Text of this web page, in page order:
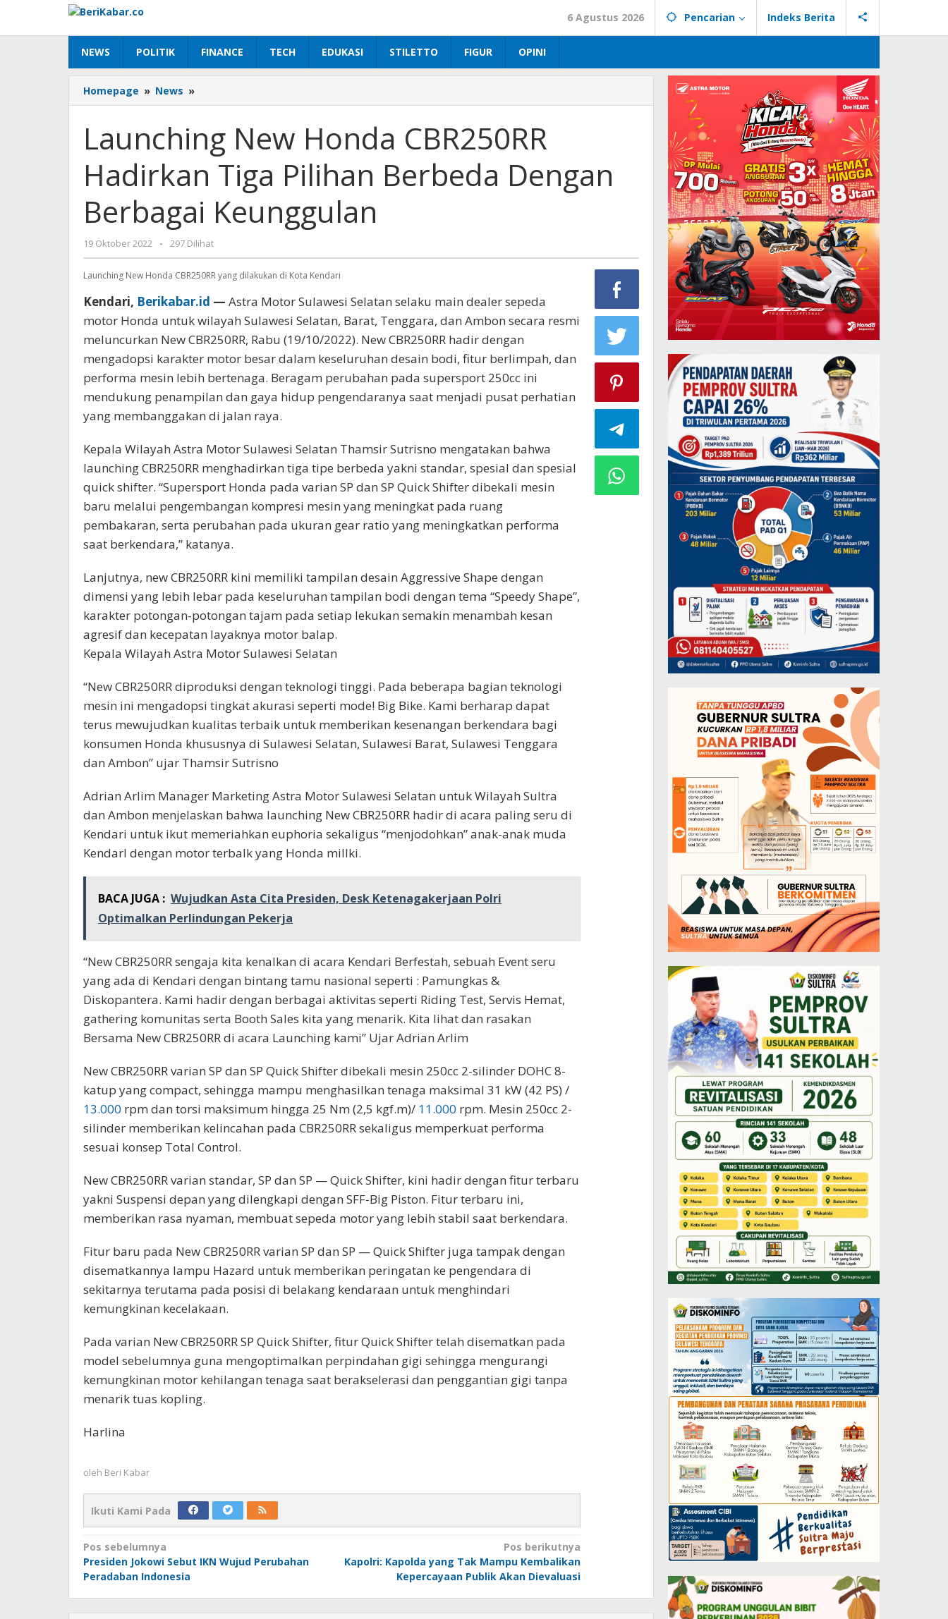
konten
6 Agustus 2026 Pencarian Indeks Berita
NEWS POLITIK FINANCE TECH EDUKASI STILETTO FIGUR OPINI
Homepage » News »
New
CBR250RR
Hadirkan
Tiga
Pilihan
Dengan
Berbagai
Keunggulan
Launching New Honda CBR250RR
Hadirkan Tiga Pilihan Berbeda Dengan
Berbagai Keunggulan
19 Oktober 2022
oleh
Beri
Kabar
- 297 Dilihat
Launching New Honda CBR250RR yang dilakukan di Kota Kendari
Kendari, Berikabar.id — Astra Motor Sulawesi Selatan selaku main dealer sepeda
motor Honda untuk wilayah Sulawesi Selatan, Barat, Tenggara, dan Ambon secara resmi
meluncurkan New CBR250RR, Rabu (19/10/2022). New CBR250RR hadir dengan
mengadopsi karakter motor besar dalam keseluruhan desain bodi, fitur berlimpah, dan
performa mesin lebih bertenaga. Beragam perubahan pada supersport 250cc ini
mendukung penampilan dan gaya hidup pengendaranya saat menjadi pusat perhatian
yang membanggakan di jalan raya.
Kepala Wilayah Astra Motor Sulawesi Selatan Thamsir Sutrisno mengatakan bahwa
launching CBR250RR menghadirkan tiga tipe berbeda yakni standar, spesial dan spesial
quick shifter. “Supersport Honda pada varian SP dan SP Quick Shifter dibekali mesin
baru melalui pengembangan kompresi mesin yang meningkat pada ruang
pembakaran, serta perubahan pada ukuran gear ratio yang meningkatkan performa
saat berkendara,” katanya.
Lanjutnya, new CBR250RR kini memiliki tampilan desain Aggressive Shape dengan
dimensi yang lebih lebar pada keseluruhan tampilan bodi dengan tema “Speedy Shape”,
karakter potongan-potongan tajam pada setiap lekukan semakin menambah kesan
agresif dan kecepatan layaknya motor balap.
Kepala Wilayah Astra Motor Sulawesi Selatan
“New CBR250RR diproduksi dengan teknologi tinggi. Pada beberapa bagian teknologi
mesin ini mengadopsi tingkat akurasi seperti mode! Big Bike. Kami berharap dapat
terus mewujudkan kualitas terbaik untuk memberikan kesenangan berkendara bagi
konsumen Honda khususnya di Sulawesi Selatan, Sulawesi Barat, Sulawesi Tenggara
dan Ambon” ujar Thamsir Sutrisno
Adrian Arlim Manager Marketing Astra Motor Sulawesi Selatan untuk Wilayah Sultra
dan Ambon menjelaskan bahwa launching New CBR250RR hadir di acara paling seru di
Kendari untuk ikut memeriahkan euphoria sekaligus “menjodohkan” anak-anak muda
Kendarl dengan motor terbalk yang Honda millki.
BACA JUGA : Wujudkan Asta Cita Presiden, Desk Ketenagakerjaan Polri
Optimalkan Perlindungan Pekerja
“New CBR250RR sengaja kita kenalkan di acara Kendari Berfestah, sebuah Event seru
yang ada di Kendari dengan bintang tamu nasional seperti : Pamungkas &
Diskopantera. Kami hadir dengan berbagai aktivitas seperti Riding Test, Servis Hemat,
gathering komunitas serta Booth Sales kita yang menarik. Kita lihat dan rasakan
Bersama New CBR250RR di acara Launching kami” Ujar Adrian Arlim
New CBR250RR varian SP dan SP Quick Shifter dibekali mesin 250cc 2-silinder DOHC 8-
katup yang compact, sehingga mampu menghasilkan tenaga maksimal 31 kW (42 PS) /
13.000 rpm dan torsi maksimum hingga 25 Nm (2,5 kgf.m)/ 11.000 rpm. Mesin 250cc 2-
silinder memberikan kelincahan pada CBR250RR sekaligus memperkuat performa
sesuai konsep Total Control.
New CBR250RR varian standar, SP dan SP — Quick Shifter, kini hadir dengan fitur terbaru
yakni Suspensi depan yang dilengkapi dengan SFF-Big Piston. Fitur terbaru ini,
memberikan rasa nyaman, membuat sepeda motor yang lebih stabil saat berkendara.
Fitur baru pada New CBR250RR varian SP dan SP — Quick Shifter juga tampak dengan
disematkannya lampu Hazard untuk memberikan peringatan ke pengendara di
sekitarnya terutama pada posisi di belakang kendaraan untuk menghindari
kemungkinan kecelakaan.
Pada varian New CBR250RR SP Quick Shifter, fitur Quick Shifter telah disematkan pada
model sebelumnya guna mengoptimalkan perpindahan gigi sehingga mengurangi
kemungkinan motor kehilangan tenaga saat berakselerasi dan penggantian gigi tanpa
menarik tuas kopling.
Harlina
oleh Beri Kabar
Ikuti Kami Pada
Navigasi
pos
Pos sebelumnya
Presiden Jokowi Sebut IKN Wujud Perubahan
Peradaban Indonesia
Pos berikutnya
Kapolri: Kapolda yang Tak Mampu Kembalikan
Kepercayaan Publik Akan Dievaluasi